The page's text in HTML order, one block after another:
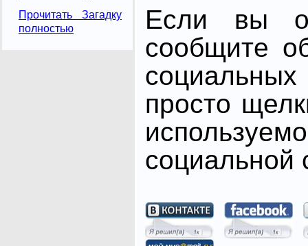
Прочитать Загадку
полностью
Если вы
сообщите
просто
социальной